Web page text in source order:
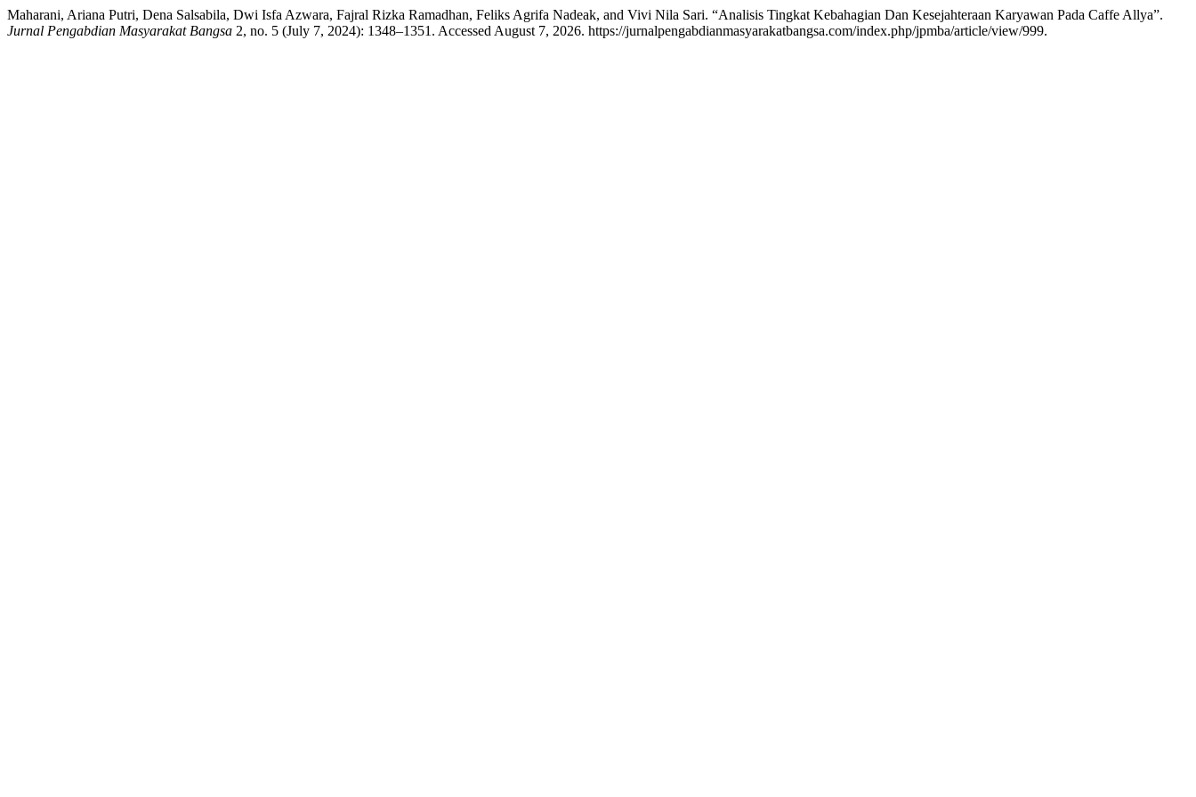
Maharani, Ariana Putri, Dena Salsabila, Dwi Isfa Azwara, Fajral Rizka Ramadhan, Feliks Agrifa Nadeak, and Vivi Nila Sari. “Analisis Tingkat Kebahagian Dan Kesejahteraan Karyawan Pada Caffe Allya”.
Jurnal Pengabdian Masyarakat Bangsa 2, no. 5 (July 7, 2024): 1348–1351. Accessed August 7, 2026. https://jurnalpengabdianmasyarakatbangsa.com/index.php/jpmba/article/view/999.